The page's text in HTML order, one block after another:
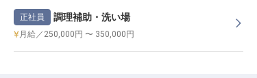
正社員 調理補助・洗い場
月給／250,000円 〜 350,000円